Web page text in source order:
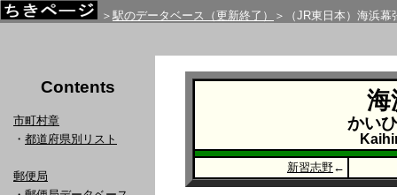
＞ 駅のデータベース（更新終了） ＞（JR東日本）海浜幕
Contents
市町村章
・ 都道府県別リスト
郵便局
海
かい
新習志野←